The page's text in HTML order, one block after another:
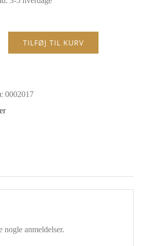
TILFØJ TIL KURV
0002017
nogle anmeldelser.